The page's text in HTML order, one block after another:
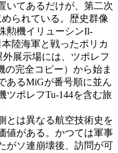
いてあるだけが、第二次
られている。歴史群像
勲機イリューシンIl-
陸海軍と戦ったポリカ
展示場には、ツポレフ
の完全コピー）から始ま
あるMiGが番号順に並ん
ツポレフTu-144を含む旅
とは異なる航空技術史を
値がある。かつては軍事
がソ連崩壊後、訪問が可